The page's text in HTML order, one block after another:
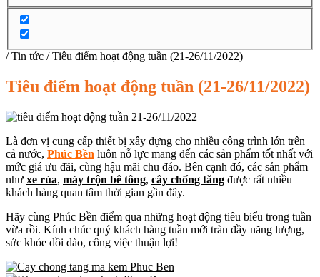
/Tin tức /Tiêu điểm hoạt động tuần (21-26/11/2022)
Tiêu điểm hoạt động tuần (21-26/11/2022)
Là đơn vị cung cấp thiết bị xây dựng cho nhiều công trình lớn trên
cả nước, Phúc Bền luôn nỗ lực mang đến các sản phẩm tốt nhất với
mức giá ưu đãi, cùng hậu mãi chu đáo. Bên cạnh đó, các sản phẩm
như xe rùa, máy trộn bê tông, cây chống tăng được rất nhiều
khách hàng quan tâm thời gian gần đây.
Hãy cùng Phúc Bền điểm qua những hoạt động tiêu biểu trong tuần
vừa rồi. Kính chúc quý khách hàng tuần mới tràn đầy năng lượng,
sức khỏe dồi dào, công việc thuận lợi!